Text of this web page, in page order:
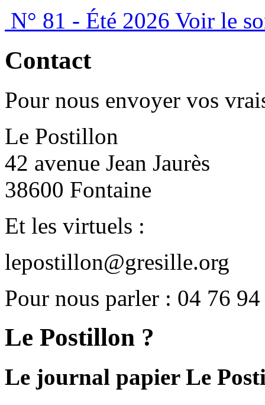
N° 81 - Été 2026 Voir le
Contact
Pour nous envoyer vos
Le Postillon
42 avenue Jean Jaurès
38600 Fontaine
Et les virtuels :
lepostillon@gresille.org
Pour nous parler : 04 76
Le Postillon ?
Le journal papier Le